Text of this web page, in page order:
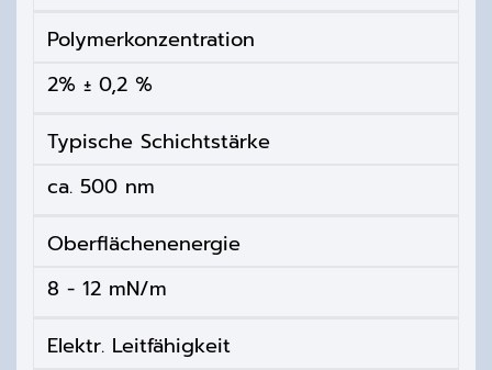
Polymerkonzentration
2% ± 0,2 %
Typische Schichtstärke
ca. 500 nm
Oberflächenenergie
8 - 12 mN/m
Elektr. Leitfähigkeit